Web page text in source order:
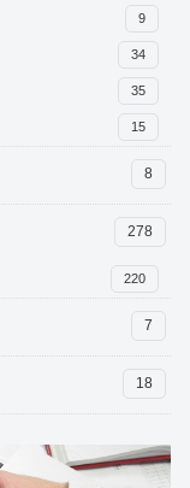
9
34
35
15
8
278
220
7
18